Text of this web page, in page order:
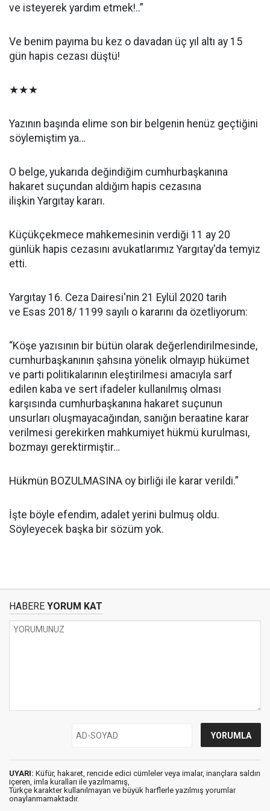
ve isteyerek yardım etmek!..”
Ve benim payıma bu kez o davadan üç yıl altı ay 15
gün hapis cezası düştü!
★★★
Yazının başında elime son bir belgenin henüz geçtiğini
söylemiştim ya…
O belge, yukarıda değindiğim cumhurbaşkanına
hakaret suçundan aldığım hapis cezasına
ilişkin Yargıtay kararı.
Küçükçekmece mahkemesinin verdiği 11 ay 20
günlük hapis cezasını avukatlarımız Yargıtay'da temyiz
etti.
Yargıtay 16. Ceza Dairesi'nin 21 Eylül 2020 tarih
ve Esas 2018/ 1199 sayılı o kararını da özetliyorum:
“Köşe yazısının bir bütün olarak değerlendirilmesinde,
cumhurbaşkanının şahsına yönelik olmayıp hükümet
ve parti politikalarının eleştirilmesi amacıyla sarf
edilen kaba ve sert ifadeler kullanılmış olması
karşısında cumhurbaşkanına hakaret suçunun
unsurları oluşmayacağından, sanığın beraatine karar
verilmesi gerekirken mahkumiyet hükmü kurulması,
bozmayı gerektirmiştir…
Hükmün BOZULMASINA oy birliği ile karar verildi.”
İşte böyle efendim, adalet yerini bulmuş oldu.
Söyleyecek başka bir sözüm yok.
HABERE YORUM KAT
UYARI: Küfür, hakaret, rencide edici cümleler veya imalar, inançlara saldırı
içeren, imla kuralları ile yazılmamış,
Türkçe karakter kullanılmayan ve büyük harflerle yazılmış yorumlar
onaylanmamaktadır.